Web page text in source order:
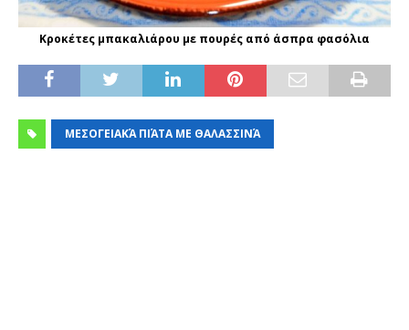
Κροκέτες μπακαλιάρου με πουρές από άσπρα φασόλια
ΜΕΣΟΓΕΙΑΚΆ ΠΙΆΤΑ ΜΕ ΘΑΛΑΣΣΙΝΆ